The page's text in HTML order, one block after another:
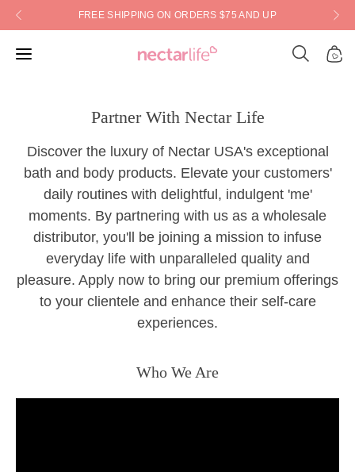
Skip
to
content
FREE SHIPPING ON ORDERS $75 AND UP
Open
Open
Partner With Nectar Life
Discover the luxury of Nectar USA's exceptional
bath and body products. Elevate your customers'
daily routines with delightful, indulgent 'me'
moments. By partnering with us as a wholesale
distributor, you'll be joining a mission to infuse
everyday life with unparalleled quality and
pleasure. Apply now to bring our premium offerings
to your clientele and enhance their self-care
experiences.
Who We Are